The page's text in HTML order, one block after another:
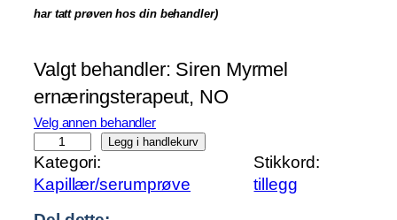
har tatt prøven hos din behandler)
Valgt behandler: Siren Myrmel
ernæringsterapeut, NO
Velg annen behandler
u
f
Legg i handlekurv
Kategori:
Kapillær/serumprøve
Stikkord:
tillegg